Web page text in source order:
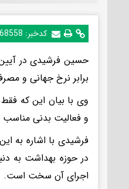
کدخبر:
حسین فرشیدی در آیین
برابر نرخ جهانی و مصرف نمک ما ۴ برابر جهان است که
وی با بیان این که
و فعالیت بدنی
فرشیدی با اشاره به
در حوزه بهداشت به
اجرای آن سخت است.